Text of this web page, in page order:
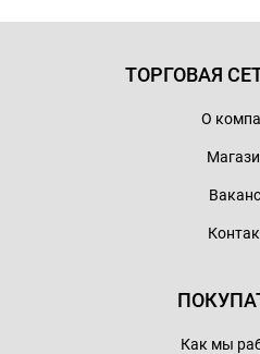
ТОРГОВАЯ
О
Как мы